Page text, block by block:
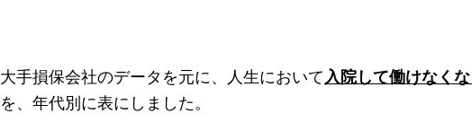
大手損保会社のデータを元に、人生において 入院して働けなく
を、年代別に表にしました。